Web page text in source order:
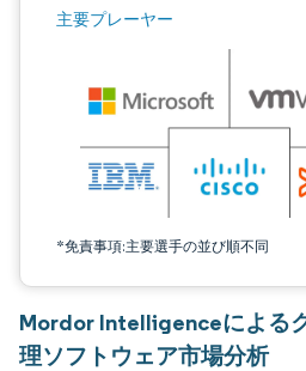
主要プレーヤー
*免責事項:主要選手の並び順不同
画像 © Mordor Intelligence。再利用に
Mordor Intelligenceによる
理ソフトウェア市場分析